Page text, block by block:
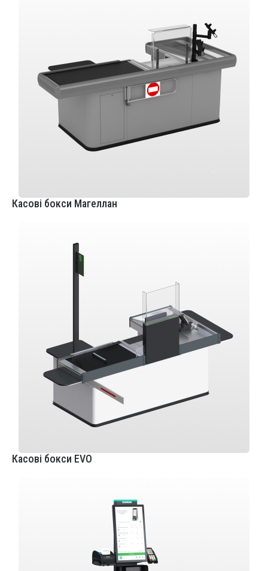
Касові бокси Магеллан
Касові бокси EVO